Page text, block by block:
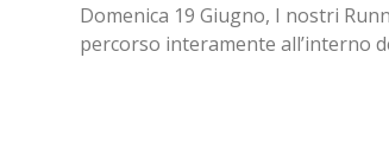
Domenica 19 Giugno, I nostri
percorso interamente all’interno